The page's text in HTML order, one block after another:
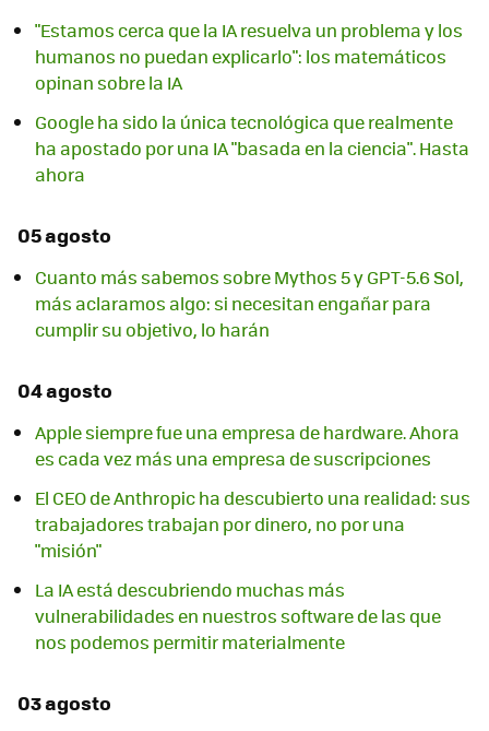
"Estamos cerca que la IA resuelva un problema y los
humanos no puedan explicarlo": los matemáticos
opinan sobre la IA
Google ha sido la única tecnológica que realmente
ha apostado por una IA "basada en la ciencia". Hasta
ahora
05 agosto
Cuanto más sabemos sobre Mythos 5 y GPT-5.6 Sol,
más aclaramos algo: si necesitan engañar para
cumplir su objetivo, lo harán
04 agosto
Apple siempre fue una empresa de hardware. Ahora
es cada vez más una empresa de suscripciones
El CEO de Anthropic ha descubierto una realidad: sus
trabajadores trabajan por dinero, no por una
"misión"
La IA está descubriendo muchas más
vulnerabilidades en nuestros software de las que
nos podemos permitir materialmente
03 agosto